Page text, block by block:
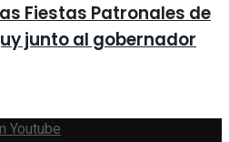
Fiestas Patronales de
junto al gobernador
Youtube